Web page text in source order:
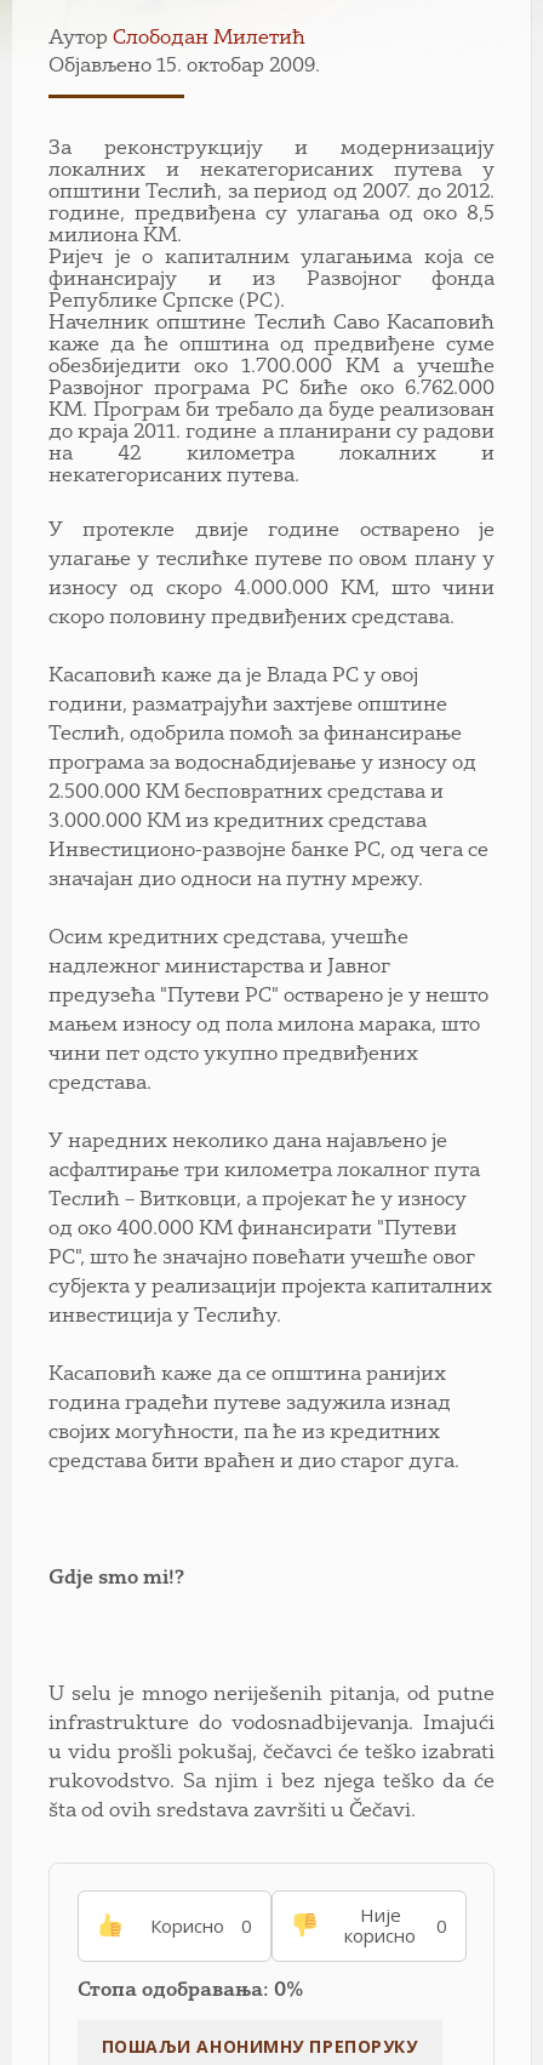
Аутор Слободан Милетић
Објављено 15. октобар 2009.
За реконструкцију и модернизацију
локалних и некатегорисаних путева у
општини Теслић, за период од 2007. до 2012.
године, предвиђена су улагања од око 8,5
милиона КМ.
Ријеч је о капиталним улагањима која се
финансирају и из Развојног фонда
Републике Српске (РС).
Начелник општине Теслић Саво Касаповић
каже да ће општина од предвиђене суме
обезбиједити око 1.700.000 КМ а учешће
Развојног програма РС биће око 6.762.000
КМ. Програм би требало да буде реализован
до краја 2011. године а планирани су радови
на 42 километра локалних и
некатегорисаних путева.
У протекле двије године остварено је
улагање у теслићке путеве по овом плану у
износу од скоро 4.000.000 КМ, што чини
скоро половину предвиђених средстава.
Касаповић каже да је Влада РС у овој
години, разматрајући захтјеве општине
Теслић, одобрила помоћ за финансирање
програма за водоснабдијевање у износу од
2.500.000 КМ бесповратних средстава и
3.000.000 КМ из кредитних средстава
Инвестиционо-развојне банке РС, од чега се
значајан дио односи на путну мрежу.
Осим кредитних средстава, учешће
надлежног министарства и Јавног
предузећа "Путеви РС" остварено је у нешто
мањем износу од пола милона марака, што
чини пет одсто укупно предвиђених
средстава.
У наредних неколико дана најављено је
асфалтирање три километра локалног пута
Теслић – Витковци, а пројекат ће у износу
од око 400.000 КМ финансирати "Путеви
РС", што ће значајно повећати учешће овог
субјекта у реализацији пројекта капиталних
инвестиција у Теслићу.
Касаповић каже да се општина ранијих
година градећи путеве задужила изнад
својих могућности, па ће из кредитних
средстава бити враћен и дио старог дуга.
Gdje smo mi!?
U selu je mnogo neriješenih pitanja, od putne
infrastrukture do vodosnadbijevanja. Imajući
u vidu prošli pokušaj, čečavci će teško izabrati
rukovodstvo. Sa njim i bez njega teško da će
šta od ovih sredstava završiti u Čečavi.
Корисно 0
Није
корисно
0
Стопа одобравања: 0%